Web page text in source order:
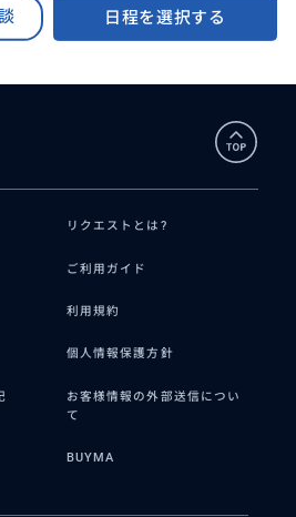
日程を選択する
産ティルタウンプル＋テガラランライステラ
を満喫 1日観光＜貸切｜日本語｜ホテル送迎
リクエストとは?
ご利用ガイド
利用規約
個人情報保護方針
お客様情報の外部送信につい
て
BUYMA